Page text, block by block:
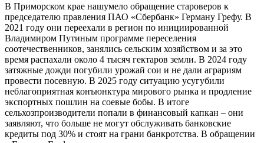
В Приморском крае нашумело обращение староверов к
председателю правления ПАО «Сбербанк» Герману Грефу. В
2021 году они переехали в регион по инициированной
Владимиром Путиным программе переселения
соотечественников, занялись сельским хозяйством и за это
время распахали около 4 тысяч гектаров земли. В 2024 году
затяжные дожди погубили урожай сои и не дали аграриям
провести посевную. В 2025 году ситуацию усугубили
неблагоприятная конъюнктура мирового рынка и продление
экспортных пошлин на соевые бобы. В итоге
сельхозпроизводители попали в финансовый капкан – они
заявляют, что больше не могут обслуживать банковские
кредиты под 30% и стоят на грани банкротства. В обращении